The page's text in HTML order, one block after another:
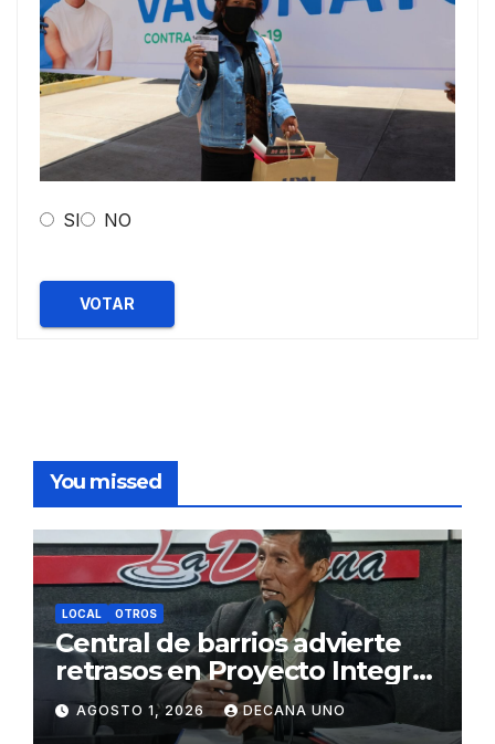
SI NO
VOTAR
You missed
LOCAL OTROS
Central de barrios advierte
retrasos en Proyecto Integral
de Agua y Alcantarillado para
Juliaca
AGOSTO 1, 2026 DECANA UNO